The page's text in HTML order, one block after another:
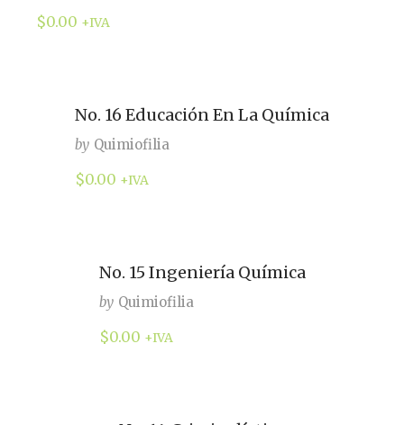
$0.00 +IVA
No. 16 Educación En La Química
by Quimiofilia
$0.00 +IVA
No. 15 Ingeniería Química
by Quimiofilia
$0.00 +IVA